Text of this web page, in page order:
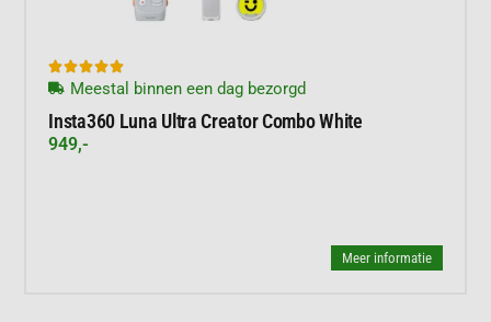

Meestal binnen een dag bezorgd
Insta360 Luna Ultra Creator Combo White
949,-
Meer informatie